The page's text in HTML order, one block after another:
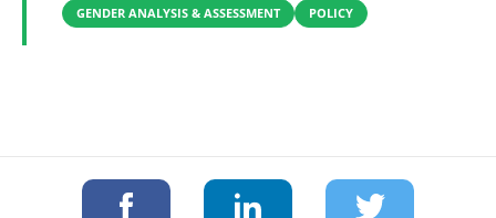
GENDER ANALYSIS & ASSESSMENT POLICY